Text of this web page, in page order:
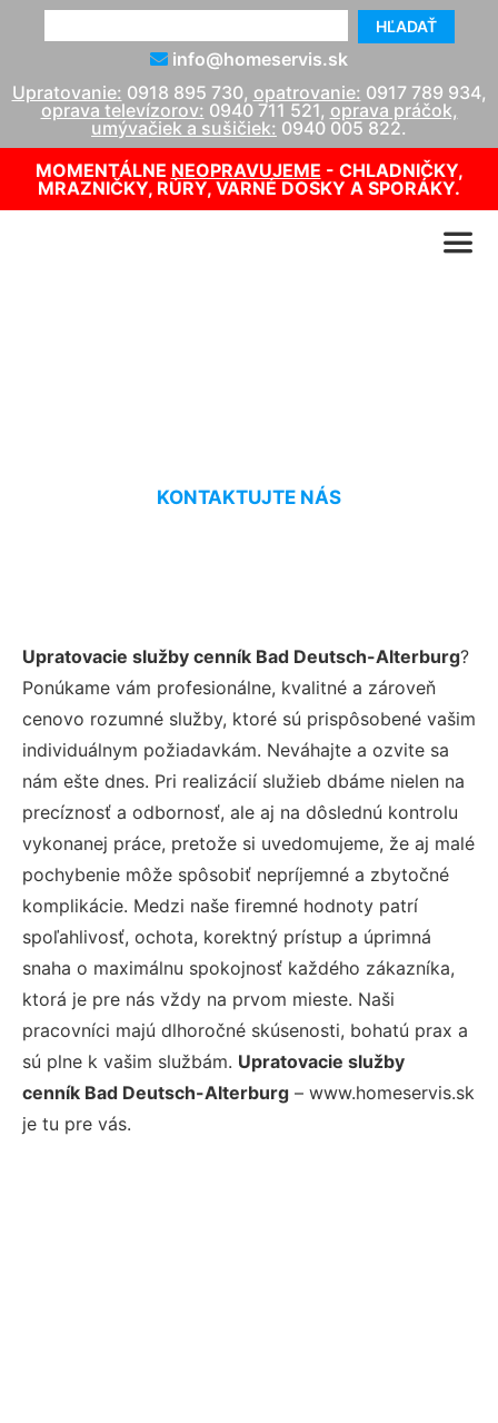
HĽADAŤ
info@homeservis.sk
Upratovanie: 0918 895 730, opatrovanie: 0917 789 934,
oprava televízorov: 0940 711 521, oprava práčok,
umývačiek a sušičiek: 0940 005 822.
MOMENTÁLNE NEOPRAVUJEME - CHLADNIČKY,
MRAZNIČKY, RÚRY, VARNÉ DOSKY A SPORÁKY.
KONTAKTUJTE NÁS
Upratovacie služby cenník Bad Deutsch-Alterburg?
Ponúkame vám profesionálne, kvalitné a zároveň
cenovo rozumné služby, ktoré sú prispôsobené vašim
individuálnym požiadavkám. Neváhajte a ozvite sa
nám ešte dnes. Pri realizácií služieb dbáme nielen na
precíznosť a odbornosť, ale aj na dôslednú kontrolu
vykonanej práce, pretože si uvedomujeme, že aj malé
pochybenie môže spôsobiť nepríjemné a zbytočné
komplikácie. Medzi naše firemné hodnoty patrí
spoľahlivosť, ochota, korektný prístup a úprimná
snaha o maximálnu spokojnosť každého zákazníka,
ktorá je pre nás vždy na prvom mieste. Naši
pracovníci majú dlhoročné skúsenosti, bohatú prax a
sú plne k vašim službám. Upratovacie služby
cenník Bad Deutsch-Alterburg – www.homeservis.sk
je tu pre vás.